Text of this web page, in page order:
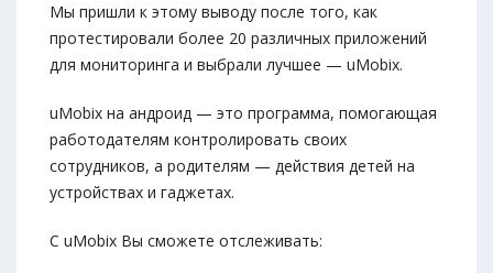
Мы пришли к этому выводу после того, как
протестировали более 20 различных приложений
для мониторинга и выбрали лучшее — uMobix.
uMobix на андроид — это программа, помогающая
работодателям контролировать своих
сотрудников, а родителям — действия детей на
устройствах и гаджетах.
С uMobix Вы сможете отслеживать: